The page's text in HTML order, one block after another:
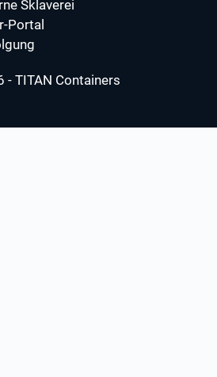
Sklaverei
Portal
- TITAN Containers